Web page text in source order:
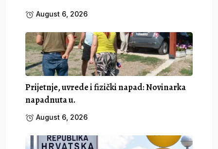
August 6, 2026
Prijetnje, uvrede i fizički napad: Novinarka
napadnuta u.
August 6, 2026